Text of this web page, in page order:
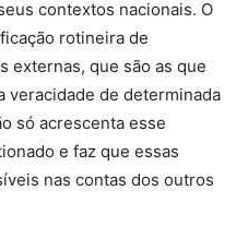
contextos nacionais. O
rotineira de
externas, que são as que
veracidade de determinada
só acrescenta esse
e faz que essas
nas contas dos outros